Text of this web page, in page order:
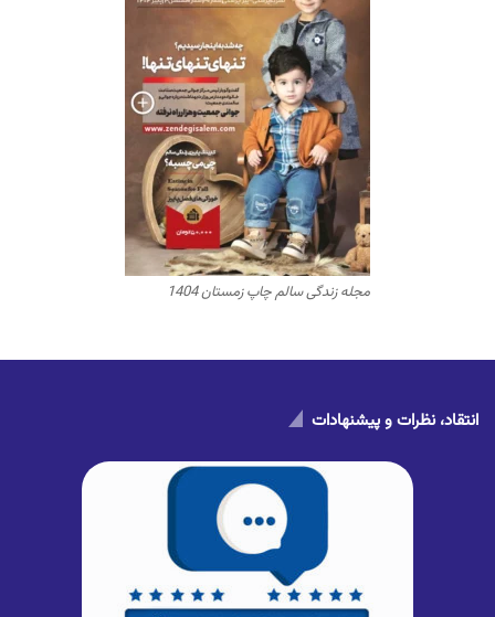
مجله زندگی سالم چاپ زمستان 1404
انتقاد، نظرات و پیشنهادات